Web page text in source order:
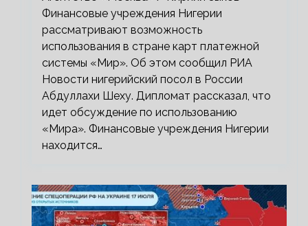
Финансовые учреждения Нигерии
рассматривают возможность
использования в стране карт платежной
системы «Мир». Об этом сообщил РИА
Новости нигерийский посол в России
Абдуллахи Шеху. Дипломат рассказал, что
идет обсуждение по использованию
«Мира». Финансовые учреждения Нигерии
находится…